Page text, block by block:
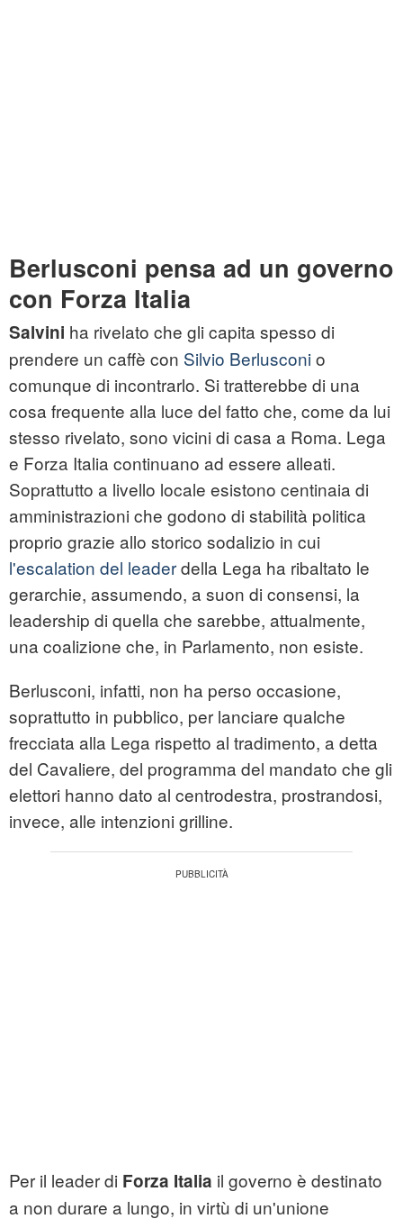
Berlusconi pensa ad un governo
con Forza Italia
Salvini ha rivelato che gli capita spesso di
prendere un caffè con Silvio Berlusconio
comunque di incontrarlo. Si tratterebbe di una
cosa frequente alla luce del fatto che, come da lui
stesso rivelato, sono vicini di casa a Roma. Lega
e Forza Italia continuano ad essere alleati.
Soprattutto a livello locale esistono centinaia di
amministrazioni che godono di stabilità politica
proprio grazie allo storico sodalizio in cui
l'escalation del leaderdella Lega ha ribaltato le
gerarchie, assumendo, a suon di consensi, la
leadership di quella che sarebbe, attualmente,
una coalizione che, in Parlamento, non esiste.
Berlusconi, infatti, non ha perso occasione,
soprattutto in pubblico, per lanciare qualche
frecciata alla Lega rispetto al tradimento, a detta
del Cavaliere, del programma del mandato che gli
elettori hanno dato al centrodestra, prostrandosi,
invece, alle intenzioni grilline.
Per il leader di Forza Italia il governo è destinato
a non durare a lungo, in virtù di un'unione